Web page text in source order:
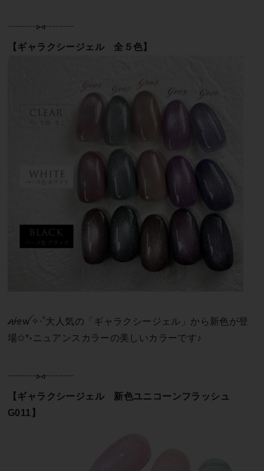
┈┈⑅┈┈
【ギャラクシージェル 全５色】
ꫛꫀꪝ✧‧˚大人気の「ギャラクシージェル」から新色が登
場✩*॰ニュアンスカラーの美しいカラーです♪
┈┈⑅┈┈
【ギャラクシージェル 新色ユニコーンフラッシュ
G011】